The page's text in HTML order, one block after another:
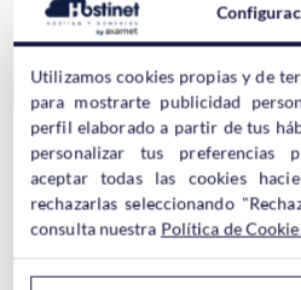
Artículos
De Blogger a WordPress |
De Blogger a WordPress |
Blogspot
Utilizamos cookies propias y de
para mostrarte publicidad
perfil elaborado a partir de tus
personalizar tus preferencias
aceptar todas las cookies
rechazarlas seleccionando
consulta nuestra Política de